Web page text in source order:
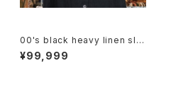
00's black heavy linen sle
eveless Top
¥99,999